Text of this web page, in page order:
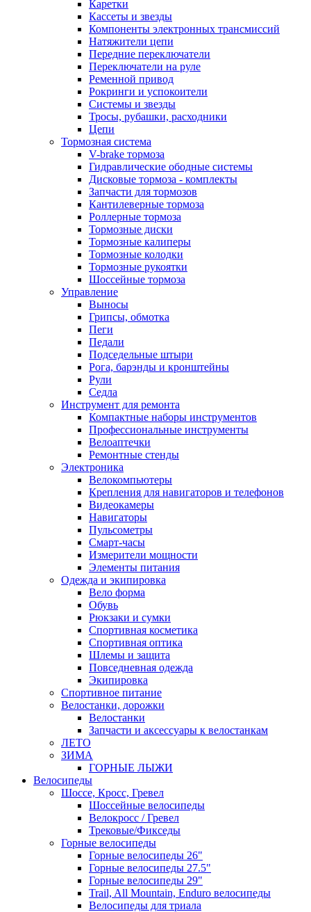
Каретки
Кассеты и звезды
Компоненты электронных трансмиссий
Натяжители цепи
Передние переключатели
Переключатели на руле
Ременной привод
Рокринги и успокоители
Системы и звезды
Тросы, рубашки, расходники
Цепи
Тормозная система
V-brake тормоза
Гидравлические ободные системы
Дисковые тормоза - комплекты
Запчасти для тормозов
Кантилеверные тормоза
Роллерные тормоза
Тормозные диски
Тормозные калиперы
Тормозные колодки
Тормозные рукоятки
Шоссейные тормоза
Управление
Выносы
Грипсы, обмотка
Пеги
Педали
Подседельные штыри
Рога, барэнды и кронштейны
Рули
Седла
Инструмент для ремонта
Компактные наборы инструментов
Профессиональные инструменты
Велоаптечки
Ремонтные стенды
Электроника
Велокомпьютеры
Крепления для навигаторов и телефонов
Видеокамеры
Навигаторы
Пульсометры
Смарт-часы
Измерители мощности
Элементы питания
Одежда и экипировка
Вело форма
Обувь
Рюкзаки и сумки
Спортивная косметика
Спортивная оптика
Шлемы и защита
Повседневная одежда
Экипировка
Спортивное питание
Велостанки, дорожки
Велостанки
Запчасти и аксессуары к велостанкам
ЛЕТО
ЗИМА
ГОРНЫЕ ЛЫЖИ
Велосипеды
Шоссе, Кросс, Гревел
Шоссейные велосипеды
Велокросс / Гревел
Трековые/Фикседы
Горные велосипеды
Горные велосипеды 26"
Горные велосипеды 27.5"
Горные велосипеды 29"
Trail, All Mountain, Enduro велосипеды
Велосипеды для триала